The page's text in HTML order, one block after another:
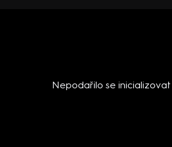
Nepodařilo se